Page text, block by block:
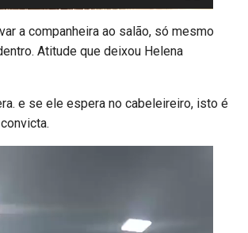
a companheira ao salão, só mesmo
Atitude que deixou Helena
e se ele espera no cabeleireiro, isto é